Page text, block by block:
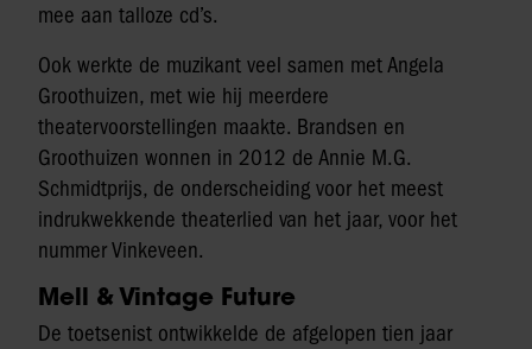
mee aan talloze cd’s.
Ook werkte de muzikant veel samen met Angela
Groothuizen, met wie hij meerdere
theatervoorstellingen maakte. Brandsen en
Groothuizen wonnen in 2012 de Annie M.G.
Schmidtprijs, de onderscheiding voor het meest
indrukwekkende theaterlied van het jaar, voor het
nummer Vinkeveen.
Mell & Vintage Future
De toetsenist ontwikkelde de afgelopen tien jaar